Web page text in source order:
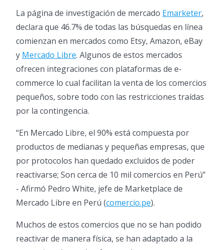
La página de investigación de mercado Emarketer,
declara que 46.7% de todas las búsquedas en línea
comienzan en mercados como Etsy, Amazon, eBay
y Mercado Libre. Algunos de estos mercados
ofrecen integraciones con plataformas de e-
commerce lo cual facilitan la venta de los comercios
pequeños, sobre todo con las restricciones traídas
por la contingencia.
“En Mercado Libre, el 90% está compuesta por
productos de medianas y pequeñas empresas, que
por protocolos han quedado excluidos de poder
reactivarse; Son cerca de 10 mil comercios en Perú”
- Afirmó Pedro White, jefe de Marketplace de
Mercado Libre en Perú (comercio.pe).
Muchos de estos comercios que no se han podido
reactivar de manera física, se han adaptado a la